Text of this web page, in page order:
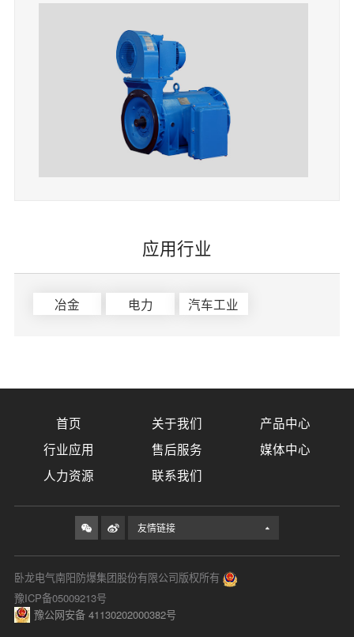
应用行业
冶金 电力 汽车工业
首页 关于我们
产品中心
行业应用
售后服务
媒体中心
人力资源
联系我们
友情链接
卧龙电气南阳防爆集团股份有限公司版权所有
豫ICP备05009213号
豫公网安备 41130202000382号